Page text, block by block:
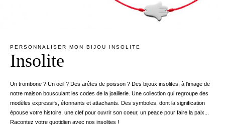
PERSONNALISER MON BIJOU INSOLITE
Insolite
Un trombone ? Un oeil ? Des arêtes de poisson ? Des bijoux insolites, à l'image de
notre maison bousculant les codes de la joaillerie. Une collection qui regroupe des
modèles expressifs, étonnants et attachants. Des symboles, dont la signification
épouse votre histoire, une clef pour ouvrir son coeur, un peace pour faire la paix...
Racontez votre quotidien avec nos insolites !